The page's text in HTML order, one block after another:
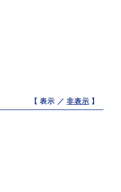
【 表示 ／非表示 】